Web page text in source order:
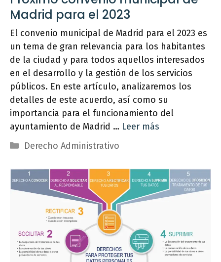
Madrid para el 2023
El convenio municipal de Madrid para el 2023 es
un tema de gran relevancia para los habitantes
de la ciudad y para todos aquellos interesados
en el desarrollo y la gestión de los servicios
públicos. En este artículo, analizaremos los
detalles de este acuerdo, así como su
importancia para el funcionamiento del
ayuntamiento de Madrid … Leer más
Categorías
Derecho Administrativo